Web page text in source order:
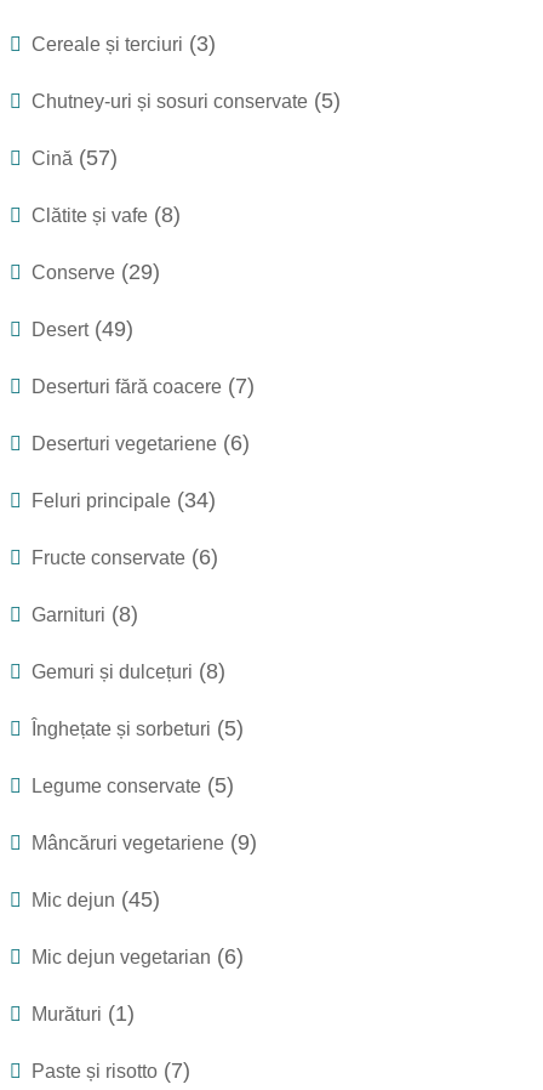
Cereale și terciuri (3)
Chutney-uri și sosuri conservate (5)
Cină (57)
Clătite și vafe (8)
Conserve (29)
Desert(49)
Deserturi fără coacere (7)
Deserturi vegetariene (6)
Feluri principale (34)
Fructe conservate (6)
Garnituri (8)
Gemuri și dulcețuri (8)
Înghețate și sorbeturi (5)
Legume conservate (5)
Mâncăruri vegetariene (9)
Mic dejun (45)
Mic dejun vegetarian (6)
Murături (1)
Paste și risotto (7)